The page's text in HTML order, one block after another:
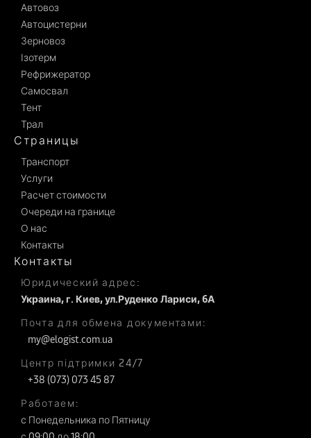
Автовоз
Автоцистерни
Зерновоз
Ізотерм
Рефрижератор
Самосвал
Тент
Трал
Страницы
Транспорт
Услуги
Расчет стоимости
Очереди на границе
О нас
Контакты
Контакты
Юридический адрес:
Украина, г. Киев, ул.Руденко Лариси, 6А
Почта для обмена документами:
my@elogist.com.ua
Центр підтримки 24/7
+38 (073) 073 45 87
Работаем:
с Понедельника по Пятницу